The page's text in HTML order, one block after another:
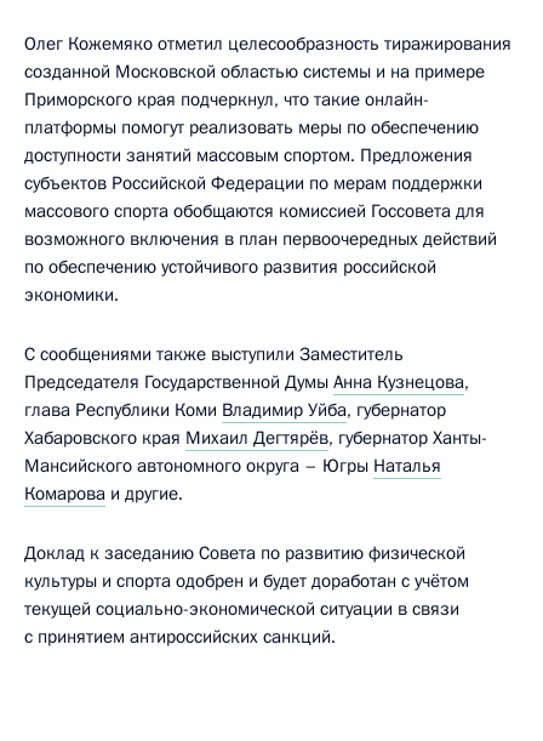
Олег Кожемяко отметил целесообразность тиражирования
созданной Московской областью системы и на примере
Приморского края подчеркнул, что такие онлайн-
платформы помогут реализовать меры по обеспечению
доступности занятий массовым спортом. Предложения
субъектов Российской Федерации по мерам поддержки
массового спорта обобщаются комиссией Госсовета для
возможного включения в план первоочередных действий
по обеспечению устойчивого развития российской
экономики.
С сообщениями также выступили Заместитель
Председателя Государственной Думы Анна Кузнецова,
глава Республики Коми Владимир Уйба, губернатор
Хабаровского края Михаил Дегтярёв, губернатор Ханты-
Мансийского автономного округа – Югры Наталья
Комарова и другие.
Доклад к заседанию Совета по развитию физической
культуры и спорта одобрен и будет доработан с учётом
текущей социально-экономической ситуации в связи
с принятием антироссийских санкций.